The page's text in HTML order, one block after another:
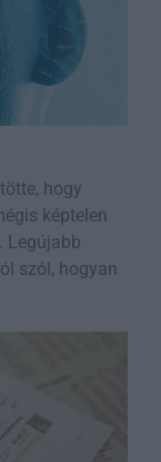
hogy
képtelen
Legújabb
szól, hogyan